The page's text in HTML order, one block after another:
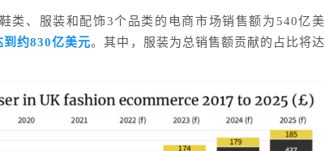
类、服装和配饰3个品类的电商市场销售额为540亿美
到约830亿美元。其中，服装为总销售额贡献的占比将达